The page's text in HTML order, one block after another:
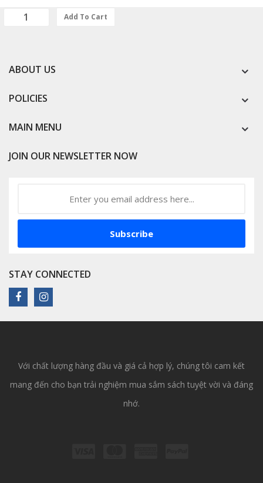
Add To Cart
ABOUT US
POLICIES
MAIN MENU
JOIN OUR NEWSLETTER NOW
Subscribe
STAY CONNECTED
Với chất lượng hàng đầu và giá cả hợp lý, chúng tôi cam kết
mang đến cho bạn trải nghiệm mua sắm sách tuyệt vời và đáng
nhớ.